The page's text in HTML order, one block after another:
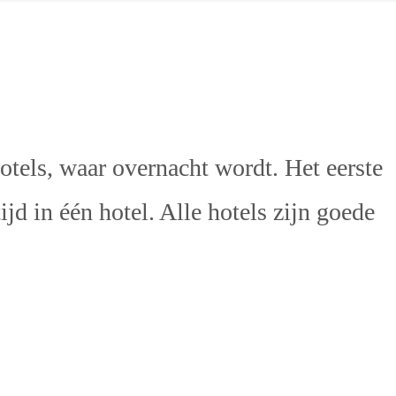
waar overnacht wordt. Het eerste
in één hotel. Alle hotels zijn goede